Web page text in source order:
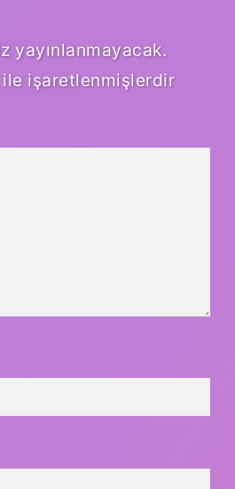
yayınlanmayacak.
ile işaretlenmişlerdir